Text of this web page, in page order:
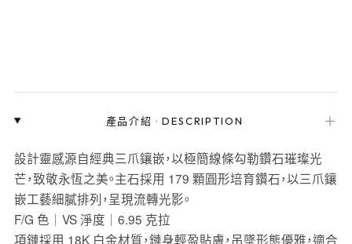
產品介紹 ·DESCRIPTION ＋
設計靈感源自經典三爪鑲嵌，以極簡線條勾勒鑽石璀璨光
芒，致敬永恆之美。主石採用 179 顆圓形培育鑽石，以三爪鑲
嵌工藝細膩排列，呈現流轉光影。
F/G 色｜VS 淨度｜6.95 克拉
項鏈採用 18K 白金材質，鏈身輕盈貼膚，吊墜形態優雅，適合